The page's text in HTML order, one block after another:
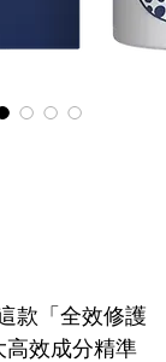
款「全效修護
高效成分精準